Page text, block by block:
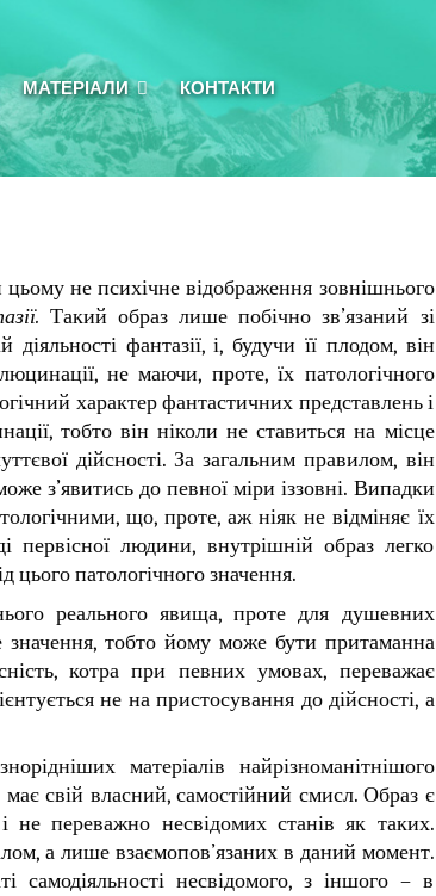
МАТЕРІАЛИ КОНТАКТИ
не психічне відображення зовнішнього
Такий образ лише побічно зв’язаний зі
фантазії, і, будучи її плодом, він
не маючи, проте, їх патологічного
характер фантастичних представлень і
тобто він ніколи не ставиться на місце
дійсності. За загальним правилом, він
з’явитись до певної міри іззовні. Випадки
що, проте, аж ніяк не відміняє їх
первісної людини, внутрішній образ легко
цього патологічного значення.
реального явища, проте для душевних
тобто йому може бути притаманна
котра при певних умовах, переважає
не на пристосування до дійсності, а
матеріалів найрізноманітнішого
свій власний, самостійний смисл. Образ є
переважно несвідомих станів як таких.
а лише взаємопов’язаних в даний момент.
самодіяльності несвідомого, з іншого – в